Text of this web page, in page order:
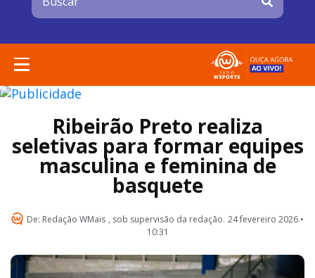
Ribeirão Preto realiza
seletivas para formar equipes
masculina e feminina de
basquete
De: Redação WMais , sob supervisão da redação. 24 fevereiro 2026 •
10:31